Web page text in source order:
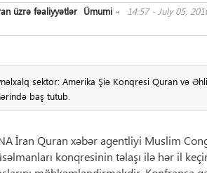
üzrə fəaliyyətlər »
Ümumi 14:57 - July 05,
sektor: Amerika Şiə Konqresi Quran və
baş tutub.
İran Quran xəbər agentliyi Muslim
konqresinin təlaşı ilə hər il